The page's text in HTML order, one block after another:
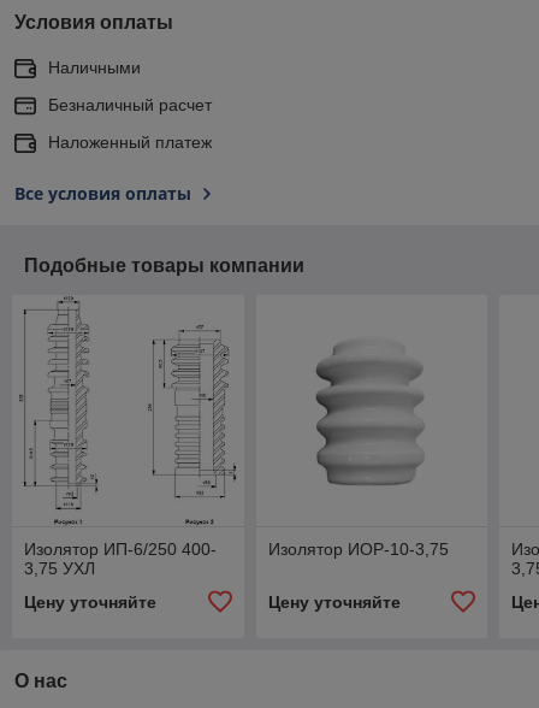
Условия оплаты
Наличными
Безналичный расчет
Наложенный платеж
Все условия оплаты
Подобные товары компании
Изолятор ИП-6/250 400-
3,75 УХЛ
Цену уточняйте
Изолятор ИОР-10-3,75
Цену уточняйте
О нас